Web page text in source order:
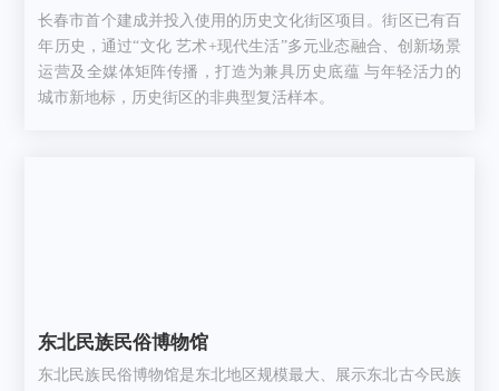
长春市首个建成并投入使用的历史文化街区项目。街区已有百
年历史，通过“文化 艺术+现代生活”多元业态融合、创新场景
运营及全媒体矩阵传播，打造为兼具历史底蕴 与年轻活力的
城市新地标，历史街区的非典型复活样本。
东北民族民俗博物馆
东北民族民俗博物馆是东北地区规模最大、展示东北古今民族